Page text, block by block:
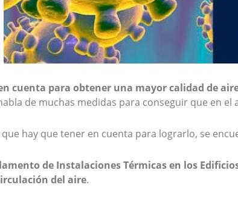
cuenta para obtener una mayor calidad de
de muchas medidas para conseguir que en
hay que tener en cuenta para lograrlo, se
de Instalaciones Térmicas en los
del aire.